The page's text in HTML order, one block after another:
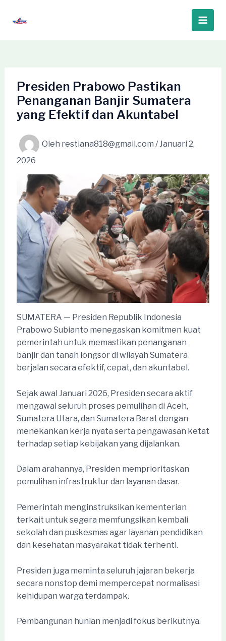
Main
Presiden Prabowo Pastikan
Penanganan Banjir Sumatera
yang Efektif dan Akuntabel
Oleh restiana818@gmail.com /Januari 2,
2026
SUMATERA — Presiden Republik Indonesia
Prabowo Subianto menegaskan komitmen kuat
pemerintah untuk memastikan penanganan
banjir dan tanah longsor di wilayah Sumatera
berjalan secara efektif, cepat, dan akuntabel.
Sejak awal Januari 2026, Presiden secara aktif
mengawal seluruh proses pemulihan di Aceh,
Sumatera Utara, dan Sumatera Barat dengan
menekankan kerja nyata serta pengawasan ketat
terhadap setiap kebijakan yang dijalankan.
Dalam arahannya, Presiden memprioritaskan
pemulihan infrastruktur dan layanan dasar.
Pemerintah menginstruksikan kementerian
terkait untuk segera memfungsikan kembali
sekolah dan puskesmas agar layanan pendidikan
dan kesehatan masyarakat tidak terhenti.
Presiden juga meminta seluruh jajaran bekerja
secara nonstop demi mempercepat normalisasi
kehidupan warga terdampak.
Pembangunan hunian menjadi fokus berikutnya.